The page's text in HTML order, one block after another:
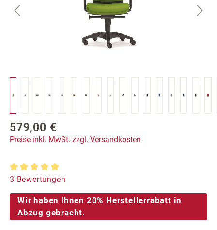
Regulärer Preis:
579,00 €
Preise inkl. MwSt. zzgl. Versandkosten
Durchschnittliche Bewertung von 5 von 5 Sternen
3 Bewertungen
Wir haben Ihnen 20% Herstellerrabatt in
Abzug gebracht.